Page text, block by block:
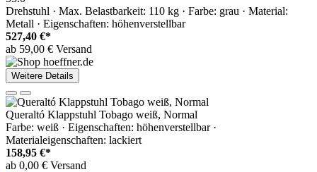
Drehstuhl · Max. Belastbarkeit: 110 kg · Farbe: grau · Material:
Metall · Eigenschaften: höhenverstellbar
527,40 €*
ab 59,00 € Versand
Weitere Details
Queraltó Klappstuhl Tobago weiß, Normal
Farbe: weiß · Eigenschaften: höhenverstellbar ·
Materialeigenschaften: lackiert
158,95 €*
ab 0,00 € Versand